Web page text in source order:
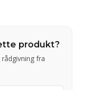
produkt?
fra